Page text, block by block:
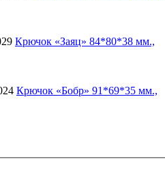
Крючок «Заяц» 84*80*38 мм.,
Крючок «Бобр» 91*69*35 мм.,